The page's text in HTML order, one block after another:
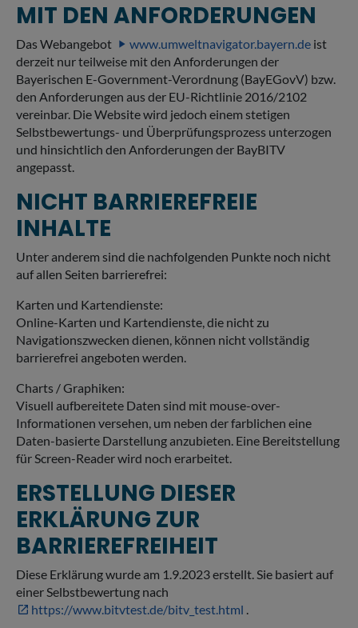
MIT DEN ANFORDERUNGEN
Das Webangebot www.umweltnavigator.bayern.de ist
derzeit nur teilweise mit den Anforderungen der
Bayerischen E-Government-Verordnung (BayEGovV) bzw.
den Anforderungen aus der EU-Richtlinie 2016/2102
vereinbar. Die Website wird jedoch einem stetigen
Selbstbewertungs- und Überprüfungsprozess unterzogen
und hinsichtlich den Anforderungen der BayBITV
angepasst.
NICHT BARRIEREFREIE
INHALTE
Unter anderem sind die nachfolgenden Punkte noch nicht
auf allen Seiten barrierefrei:
Karten und Kartendienste:
Online-Karten und Kartendienste, die nicht zu
Navigationszwecken dienen, können nicht vollständig
barrierefrei angeboten werden.
Charts / Graphiken:
Visuell aufbereitete Daten sind mit mouse-over-
Informationen versehen, um neben der farblichen eine
Daten-basierte Darstellung anzubieten. Eine Bereitstellung
für Screen-Reader wird noch erarbeitet.
ERSTELLUNG DIESER
ERKLÄRUNG ZUR
BARRIEREFREIHEIT
Diese Erklärung wurde am 1.9.2023 erstellt. Sie basiert auf
einer Selbstbewertung nach
https://www.bitvtest.de/bitv_test.html .